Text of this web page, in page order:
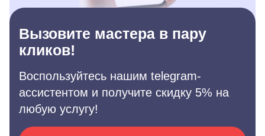
Вызовите мастера в пару
кликов!
Воспользуйтесь нашим telegram-
ассистентом и получите скидку 5% на
любую услугу!